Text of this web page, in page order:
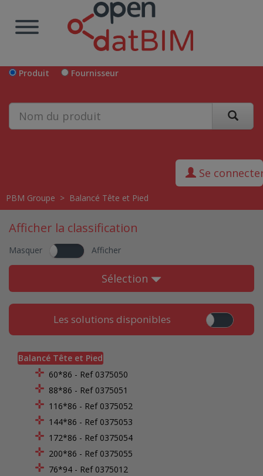
Produit Fournisseur
Se
PBM Groupe > Balancé Tête et Pied
Afficher la classification
Masquer Afficher
Sélection
Les solutions disponibles
Balancé Tête et Pied
60*86 - Ref 0375050
88*86 - Ref 0375051
116*86 - Ref 0375052
144*86 - Ref 0375053
172*86 - Ref 0375054
200*86 - Ref 0375055
76*94 - Ref 0375012